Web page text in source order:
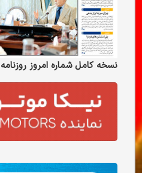
نسخه کامل شماره امروز روزنامه